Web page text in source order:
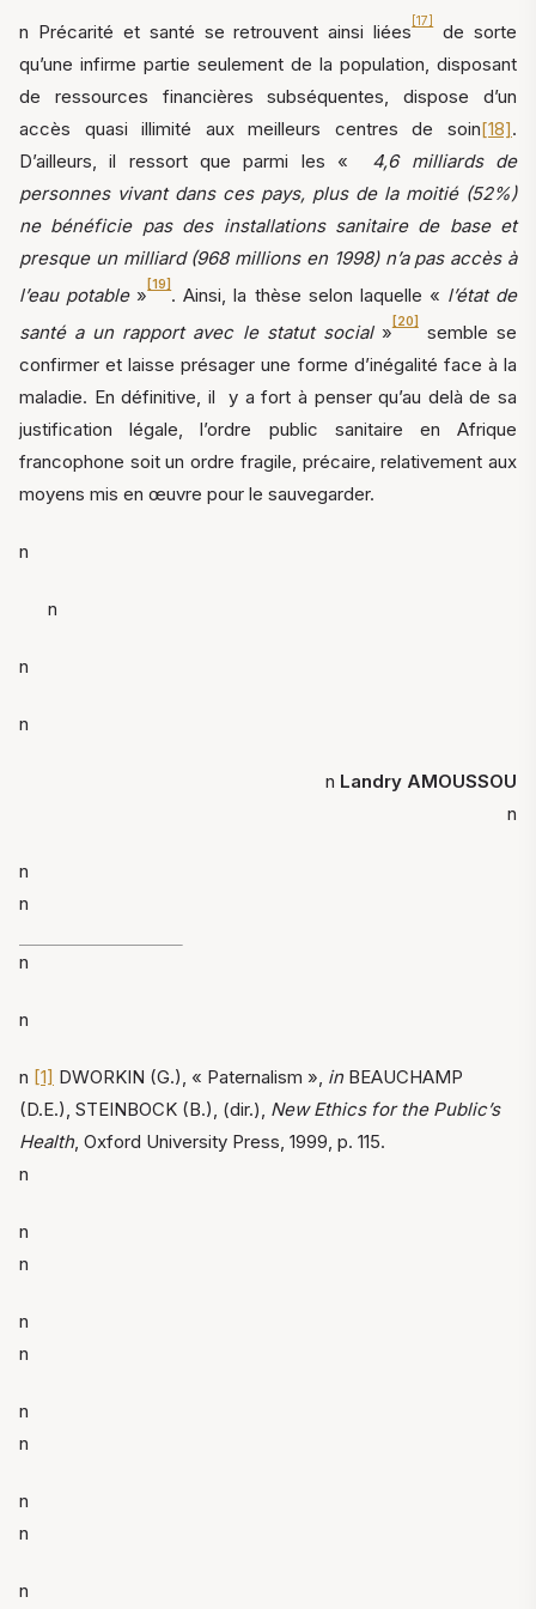
n Précarité et santé se retrouvent ainsi liées[17]de sorte
qu’une infirme partie seulement de la population, disposant
de ressources financières subséquentes, dispose d’un
accès quasi illimité aux meilleurs centres de soin[18].
D’ailleurs, il ressort que parmi les « 4,6 milliards de
personnes vivant dans ces pays, plus de la moitié (52%)
ne bénéficie pas des installations sanitaire de base et
presque un milliard (968 millions en 1998) n’a pas accès à
l’eau potable»[19]. Ainsi, la thèse selon laquelle « l’état de
santé a un rapport avec le statut social»[20]semble se
confirmer et laisse présager une forme d’inégalité face à la
maladie. En définitive, il y a fort à penser qu’au delà de sa
justification légale, l’ordre public sanitaire en Afrique
francophone soit un ordre fragile, précaire, relativement aux
moyens mis en œuvre pour le sauvegarder.
n
n
n
n
n Landry AMOUSSOU
n
n
n
n
n
n [1] DWORKIN (G.), « Paternalism », inBEAUCHAMP
(D.E.), STEINBOCK (B.), (dir.), New Ethics for the Public’s
Health, Oxford University Press, 1999, p. 115.
n
n
n
n
n
n
n
n
n
n